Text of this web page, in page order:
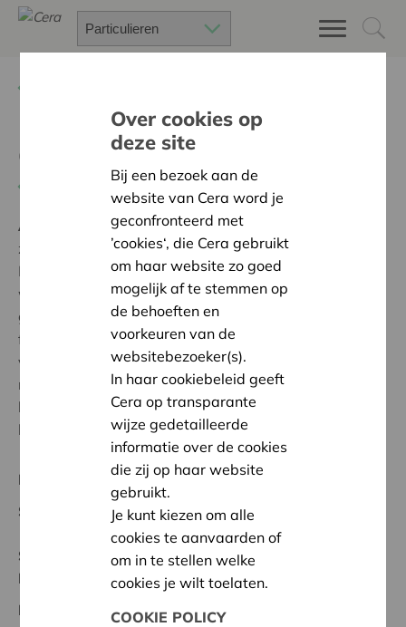
Gedachtenistuintje
Terug naar overzicht
Ambitie:
Een solidaire, respectvolle samenleving
zonder drempels
Mede door Cera is er voor de overleden bewoners van
woonzorghuis Ambroos te Hofstade een
gedachtenistuintje gerealiseerd. Hier kunnen
familieleden en medebewoners een poosje in stilte
verwijlen op een plaats die herinneringen oproept. De
namen van de overleden bewoners zullen een plaats
krijgen in deze tuin. Zo zullen zij ook bij de woonst van
hun laatste levensfase niet worden vergeten.
Regionaal Project
Startdatum:
22/05/2024
Status:
Volledig
Noordwest-Brabant
Datum:
22/05/2024
Over cookies op
deze site
Bij een bezoek aan de
website van Cera word je
geconfronteerd met
’cookies‘, die Cera gebruikt
om haar website zo goed
mogelijk af te stemmen op
de behoeften en
voorkeuren van de
websitebezoeker(s).
In haar cookiebeleid geeft
Cera op transparante
wijze gedetailleerde
informatie over de cookies
die zij op haar website
gebruikt.
Je kunt kiezen om alle
cookies te aanvaarden of
om in te stellen welke
cookies je wilt toelaten.
COOKIE POLICY